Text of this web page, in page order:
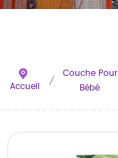
Accueil /
Couche Pour
Bébé